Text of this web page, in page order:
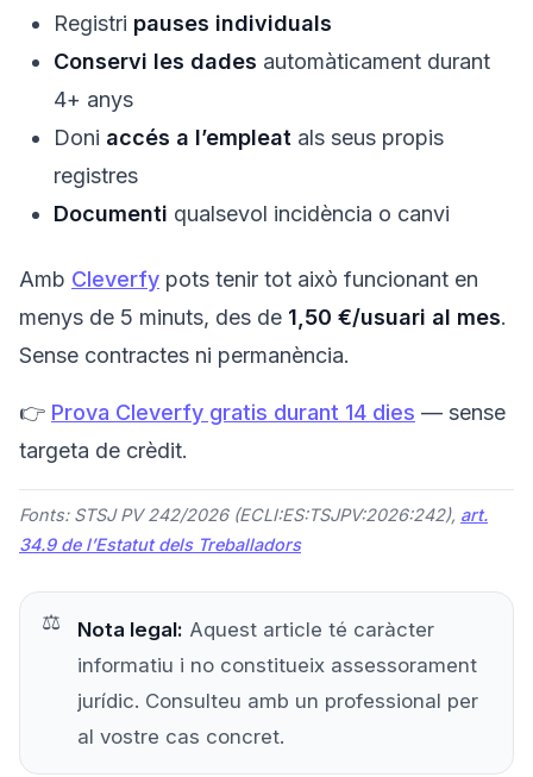
Registri pauses individuals
Conservi les dades automàticament durant
4+ anys
Doni accés a l’empleat als seus propis
registres
Documenti qualsevol incidència o canvi
Amb Cleverfy pots tenir tot això funcionant en
menys de 5 minuts, des de 1,50 €/usuari al mes.
Sense contractes ni permanència.
👉 Prova Cleverfy gratis durant 14 dies — sense
targeta de crèdit.
Fonts: STSJ PV 242/2026 (ECLI:ES:TSJPV:2026:242), art.
34.9 de l’Estatut dels Treballadors
Nota legal: Aquest article té caràcter
informatiu i no constitueix assessorament
jurídic. Consulteu amb un professional per
al vostre cas concret.